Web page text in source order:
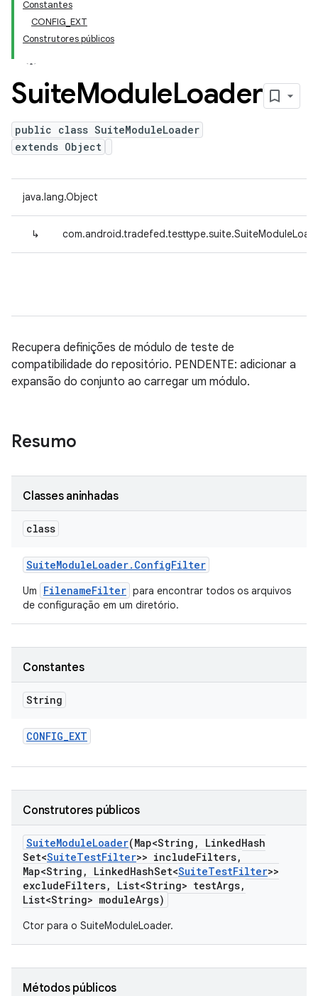
Constantes
CONFIG_EXT
Construtores públicos
SuiteModuleLoader
public class SuiteModuleLoader
extends Object
java.lang.Object
↳
Recupera definições de módulo de teste de
compatibilidade do repositório. PENDENTE: adicionar a
expansão do conjunto ao carregar um módulo.
Resumo
Classes aninhadas
class
SuiteModuleLoader. ConfigFilter
Um FilenameFilter para encontrar todos os arquivos
de configuração em um diretório.
Constantes
String
CONFIG_EXT
Construtores públicos
SuiteModuleLoader(Map<String , LinkedHash
Set<SuiteTestFilter>> includeFilters,
Map<String , LinkedHashSet<SuiteTestFilter>>
excludeFilters, List<String> testArgs,
List<String> moduleArgs)
Ctor para o SuiteModuleLoader.
Métodos públicos